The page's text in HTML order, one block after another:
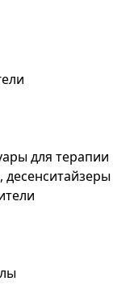
для терапии
десенситайзеры